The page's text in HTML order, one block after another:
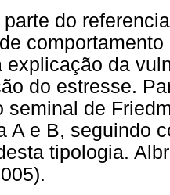
do
explicação da
do estresse.
seminal de
A e B, seguindo
tipologia.